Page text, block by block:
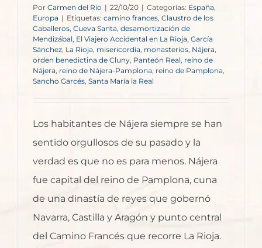
Por Carmen del Rio | 22/10/20 | Categorías: España,
Europa | Etiquetas: camino frances, Claustro de los
Caballeros, Cueva Santa, desamortización de
Mendizábal, El Viajero Accidental en La Rioja, García
Sánchez, La Rioja, misericordia, monasterios, Nájera,
orden benedictina de Cluny, Panteón Real, reino de
Nájera, reino de Nájera-Pamplona, reino de Pamplona,
Sancho Garcés, Santa María la Real
Los habitantes de Nájera siempre se han
sentido orgullosos de su pasado y la
verdad es que no es para menos. Nájera
fue capital del reino de Pamplona, cuna
de una dinastía de reyes que gobernó
Navarra, Castilla y Aragón y punto central
del Camino Francés que recorre La Rioja.